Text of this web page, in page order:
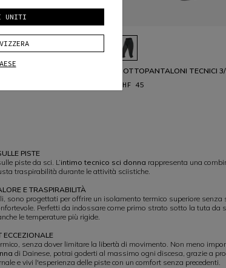
SOTTOPANTALONI TECNICI
CHF 45
PISTE
piste da sci. L’intimo tecnico sci donna rappresenta una
traspirabilità durante le attività sciistiche.
E TRASPIRABILITÀ
progettati per offrire un isolamento termico superiore
Perfetti da indossare come primo strato sotto la tuta da
le temperature più rigide.
ECCEZIONALE
senza dover limitare la libertà di movimento. Non meno
di Dainese, potrai goderti al massimo ogni discesa, grazie a
e vivi l'esperienza delle piste con un comfort senza precedenti.
UNITI